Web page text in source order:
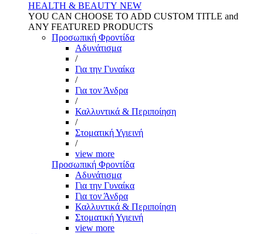
HEALTH & BEAUTY NEW
YOU CAN CHOOSE TO ADD CUSTOM TITLE and
ANY FEATURED PRODUCTS
Προσωπική Φροντίδα
Αδυνάτισμα
/
Για την Γυναίκα
/
Για τον Άνδρα
/
Καλλυντικά & Περιποίηση
/
Στοματική Υγιεινή
/
view more
Προσωπική Φροντίδα
Αδυνάτισμα
Για την Γυναίκα
Για τον Άνδρα
Καλλυντικά & Περιποίηση
Στοματική Υγιεινή
view more